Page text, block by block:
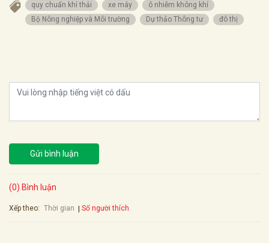
quy chuẩn khí thải xe máy
ô nhiễm không khí
Bộ Nông nghiệp và Môi trường
Dự thảo Thông tư đô thị
Gửi bình luận
(0) Bình luận
Xếp theo: Thời gian Số người thích